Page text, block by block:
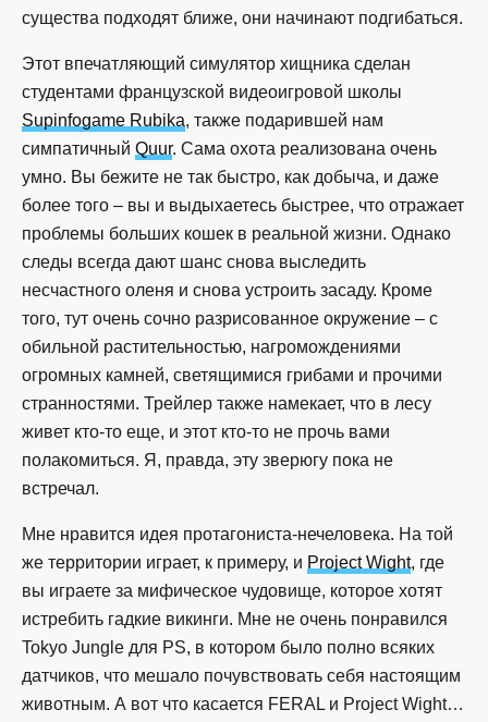
существа подходят ближе, они начинают подгибаться.
Этот впечатляющий симулятор хищника сделан
студентами французской видеоигровой школы
Supinfogame Rubika, также подарившей нам
симпатичный Quur. Сама охота реализована очень
умно. Вы бежите не так быстро, как добыча, и даже
более того – вы и выдыхаетесь быстрее, что отражает
проблемы больших кошек в реальной жизни. Однако
следы всегда дают шанс снова выследить
несчастного оленя и снова устроить засаду. Кроме
того, тут очень сочно разрисованное окружение – с
обильной растительностью, нагромождениями
огромных камней, светящимися грибами и прочими
странностями. Трейлер также намекает, что в лесу
живет кто-то еще, и этот кто-то не прочь вами
полакомиться. Я, правда, эту зверюгу пока не
встречал.
Мне нравится идея протагониста-нечеловека. На той
же территории играет, к примеру, и Project Wight, где
вы играете за мифическое чудовище, которое хотят
истребить гадкие викинги. Мне не очень понравился
Tokyo Jungle для PS, в котором было полно всяких
датчиков, что мешало почувствовать себя настоящим
животным. А вот что касается FERAL и Project Wight…